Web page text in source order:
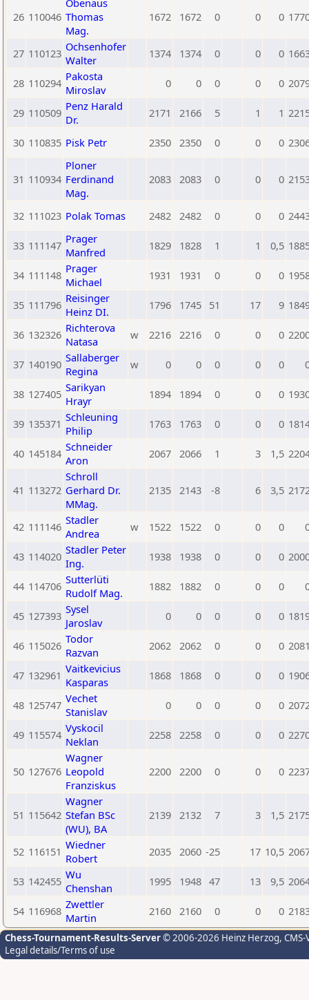
26 110046
Obenaus
Thomas
Mag.
1672 1672 0 0 0
27 110123 Ochsenhofer
Walter
1374 1374 0 0 0
28 110294 Pakosta
Miroslav
0 0 0 0 0
29 110509 Penz Harald
Dr.
2171 2166 5 1 1
30 110835 Pisk Petr 2350 2350 0 0 0
31 110934
Ploner
Ferdinand
Mag.
2083 2083 0 0 0
32 111023 Polak Tomas 2482 2482 0 0 0
33 111147 Prager
Manfred
1829 1828 1 1 0,5
34 111148 Prager
Michael
1931 1931 0 0 0
35 111796 Reisinger
Heinz DI.
1796 1745 51 17 9
36 132326 Richterova
Natasa
w 2216 2216 0 0 0
37 140190 Sallaberger
Regina
w 0 0 0 0 0
38 127405 Sarikyan
Hrayr
1894 1894 0 0 0
39 135371 Schleuning
Philip
1763 1763 0 0 0
40 145184 Schneider
Aron
2067 2066 1 3 1,5
41 113272
Schroll
Gerhard Dr.
MMag.
2135 2143 -8 6 3,5
42 111146 Stadler
Andrea
w 1522 1522 0 0 0
43 114020 Stadler Peter
Ing.
1938 1938 0 0 0
44 114706 Sutterlüti
Rudolf Mag.
1882 1882 0 0 0
45 127393 Sysel
Jaroslav
0 0 0 0 0
46 115026 Todor
Razvan
2062 2062 0 0 0
47 132961 Vaitkevicius
Kasparas
1868 1868 0 0 0
48 125747 Vechet
Stanislav
0 0 0 0 0
49 115574 Vyskocil
Neklan
2258 2258 0 0 0
50 127676
Wagner
Leopold
Franziskus
2200 2200 0 0 0
51 115642
Wagner
Stefan BSc
(WU), BA
2139 2132 7 3 1,5
52 116151 Wiedner
Robert
2035 2060 -25 17 10,5
53 142455 Wu
Chenshan
1995 1948 47 13 9,5
54 116968 Zwettler
Martin
2160 2160 0 0 0
Chess-Tournament-Results-Server© 2006-2026 Heinz Herzog,
Legal details/Terms of use